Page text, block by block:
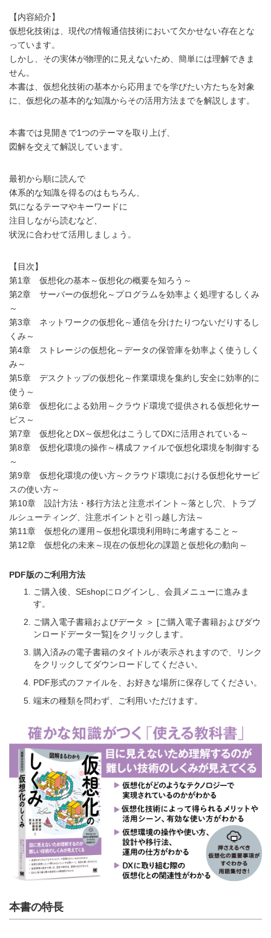
【内容紹介】
仮想化技術は、現代の情報通信技術において欠かせない存在とな
っています。
しかし、その実体が物理的に見えないため、簡単には理解できま
せん。
本書は、仮想化技術の基本から応用までを学びたい方たちを対象
に、仮想化の基本的な知識からその活用方法までを解説します。
本書では見開きで1つのテーマを取り上げ、
図解を交えて解説しています。
最初から順に読んで
体系的な知識を得るのはもちろん、
気になるテーマやキーワードに
注目しながら読むなど、
状況に合わせて活用しましょう。
【目次】
第1章 仮想化の基本～仮想化の概要を知ろう～
第2章 サーバーの仮想化～プログラムを効率よく処理するしくみ
～
第3章 ネットワークの仮想化～通信を分けたりつないだりするし
くみ～
第4章 ストレージの仮想化～データの保管庫を効率よく使うしく
み～
第5章 デスクトップの仮想化～作業環境を集約し安全に効率的に
使う～
第6章 仮想化による効用～クラウド環境で提供される仮想化サー
ビス～
第7章 仮想化とDX～仮想化はこうしてDXに活用されている～
第8章 仮想化環境の操作～構成ファイルで仮想化環境を制御する
～
第9章 仮想化環境の使い方～クラウド環境における仮想化サービ
スの使い方～
第10章 設計方法・移行方法と注意ポイント～落とし穴、トラブ
ルシューティング、注意ポイントと引っ越し方法～
第11章 仮想化の運用～仮想化環境利用時に考慮すること～
第12章 仮想化の未来～現在の仮想化の課題と仮想化の動向～
PDF版のご利用方法
ご購入後、SEshopにログインし、会員メニューに進みま
す。
ご購入電子書籍およびデータ ＞ [ご購入電子書籍およびダウ
ンロードデータ一覧]をクリックします。
購入済みの電子書籍のタイトルが表示されますので、リンク
をクリックしてダウンロードしてください。
PDF形式のファイルを、お好きな場所に保存してください。
端末の種類を問わず、ご利用いただけます。
本書の特長